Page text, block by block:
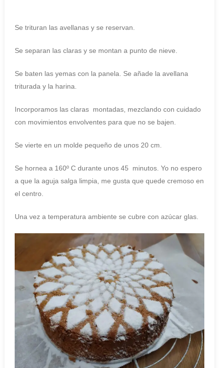
Se trituran las avellanas y se reservan.
Se separan las claras y se montan a punto de nieve.
Se baten las yemas con la panela. Se añade la avellana
triturada y la harina.
Incorporamos las claras montadas, mezclando con cuidado
con movimientos envolventes para que no se bajen.
Se vierte en un molde pequeño de unos 20 cm.
Se hornea a 160º C durante unos 45 minutos. Yo no espero
a que la aguja salga limpia, me gusta que quede cremoso en
el centro.
Una vez a temperatura ambiente se cubre con azúcar glas.